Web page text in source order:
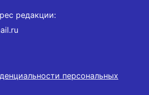
редакции:
персональных